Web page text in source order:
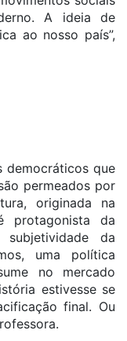
A ideia de
ao nosso país”,
democráticos que
permeados por
originada na
protagonista da
da
uma política
no mercado
estivesse se
final. Ou